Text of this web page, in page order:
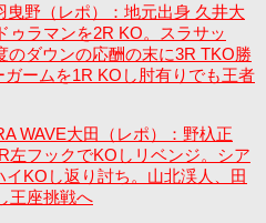
曳野（レポ）：地元出身 久井大
ゥラマンを2R KO。スラサッ
のダウンの応酬の末に3R TKO勝
ームを1R KOし肘有りでも王者
WAVE大田（レポ）：野杁正
左フックでKOしリベンジ。シア
KOし返り討ち。山北渓人、田
王座挑戦へ